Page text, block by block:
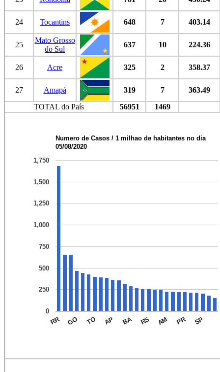
24 Tocantins 648 7 403.14
25
Mato Grosso
do Sul
637 10 224.36
26 Acre 325 2 358.37
27 Amapá 319 7
363.49
TOTAL do País
56951 1469
Numero de Casos / 1 milhao de habitantes no dia
05/08/2020
RR GO TO AP BA RS AM PR SP
0
250
500
750
1,000
1,250
1,500
1,750